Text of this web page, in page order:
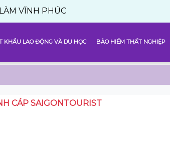
PHÚC
KHẨU LAO ĐỘNG VÀ DU HỌC BẢO HIỂM THẤT NGHIỆP
CÁP SAIGONTOURIST